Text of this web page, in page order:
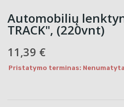
Automobilių
TRACK", (220vnt)
11,39 €
Pristatymo terminas: